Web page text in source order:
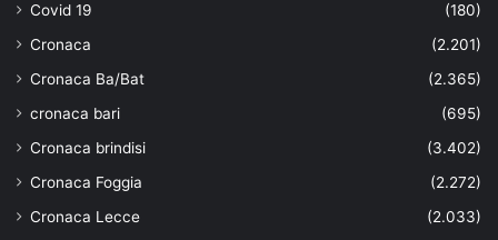
Covid 19
(180)
Cronaca
(2.201)
Cronaca Ba/Bat
(2.365)
cronaca bari
(695)
Cronaca brindisi
(3.402)
Cronaca Foggia
(2.272)
Cronaca Lecce
(2.033)